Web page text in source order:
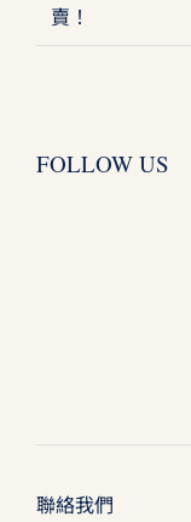
賣！
FOLLOW US
聯絡我們